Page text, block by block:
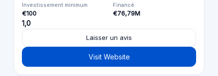
Investissement minimum
€100
Financé
€76,79M
1,0
Laisser un avis
Visit Website